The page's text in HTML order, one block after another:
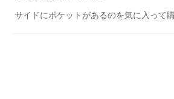
サイドにポケットがあるのを気に入って